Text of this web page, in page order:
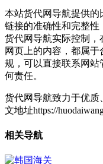
本站货代网导航提供
链接的准确性和完整
货代网导航实际控制，
网页上的内容，都属
规，可以直接联系网
何责任。
货代网导航致力于优质
文地址https://
相关导航